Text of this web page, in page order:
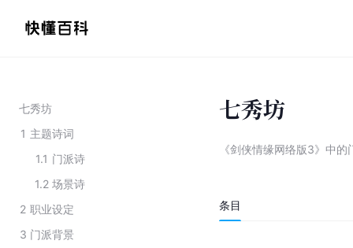
七秀坊
1 主题诗词
1.1 门派诗
1.2 场景诗
2 职业设定
3 门派背景
七秀坊
《剑侠情缘网络版3》中的
条目